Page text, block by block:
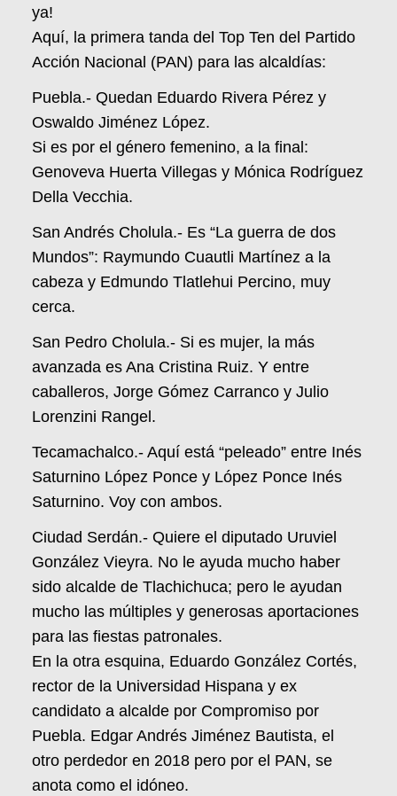
ya!
Aquí, la primera tanda del Top Ten del Partido
Acción Nacional (PAN) para las alcaldías:
Puebla.- Quedan Eduardo Rivera Pérez y
Oswaldo Jiménez López.
Si es por el género femenino, a la final:
Genoveva Huerta Villegas y Mónica Rodríguez
Della Vecchia.
San Andrés Cholula.- Es “La guerra de dos
Mundos”: Raymundo Cuautli Martínez a la
cabeza y Edmundo Tlatlehui Percino, muy
cerca.
San Pedro Cholula.- Si es mujer, la más
avanzada es Ana Cristina Ruiz. Y entre
caballeros, Jorge Gómez Carranco y Julio
Lorenzini Rangel.
Tecamachalco.- Aquí está “peleado” entre Inés
Saturnino López Ponce y López Ponce Inés
Saturnino. Voy con ambos.
Ciudad Serdán.- Quiere el diputado Uruviel
González Vieyra. No le ayuda mucho haber
sido alcalde de Tlachichuca; pero le ayudan
mucho las múltiples y generosas aportaciones
para las fiestas patronales.
En la otra esquina, Eduardo González Cortés,
rector de la Universidad Hispana y ex
candidato a alcalde por Compromiso por
Puebla. Edgar Andrés Jiménez Bautista, el
otro perdedor en 2018 pero por el PAN, se
anota como el idóneo.